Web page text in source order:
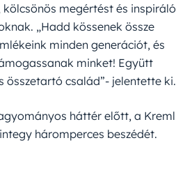
megértést és inspiráló
„Hadd kössenek össze
minden generációt, és
minket! Együtt
összetartó család”- jelentette ki.
háttér előtt, a Kreml
háromperces beszédét.